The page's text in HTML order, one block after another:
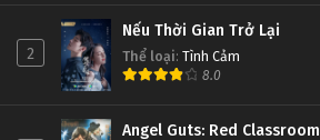
2
Nếu Thời Gian Trở Lại
Thể loại: Tình Cảm
8.0
Angel Guts: Red Classroom